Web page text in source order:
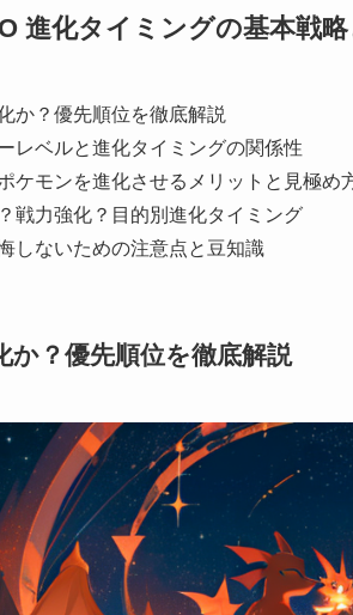
進化タイミングの基本戦
か？優先順位を徹底解説
レベルと進化タイミングの関係性
ケモンを進化させるメリットと見極め
戦力強化？目的別進化タイミング
しないための注意点と豆知識
か？優先順位を徹底解説